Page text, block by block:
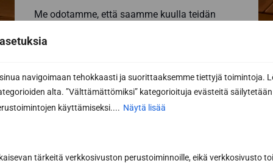
navigoimaan tehokkaasti ja suorittaaksemme tiettyjä toimintoja.
alta. ”Välttämättömiksi” kategorioituja evästeitä säilytetään
käyttämiseksi.... Näytä lisää
tärkeitä verkkosivuston perustoiminnoille, eikä verkkosivusto
Me odotamme, että saamme kuulla teidän
tai lähettää sähköpostia
lomaketta. Katso kaikkiyhteystietomme.